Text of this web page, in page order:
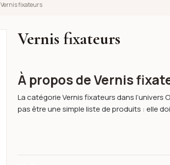
Vernis fixateurs
Vernis fixateurs
À propos de Vernis
La catégorie Vernis fixateurs dans l’univers
pas être une simple liste de produits : elle